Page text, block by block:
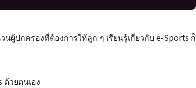
ผู้ปกครองที่ต้องการให้ลูก ๆ เรียนรู้เกี่ยวกับ e-Sports ก็
วยตนเอง